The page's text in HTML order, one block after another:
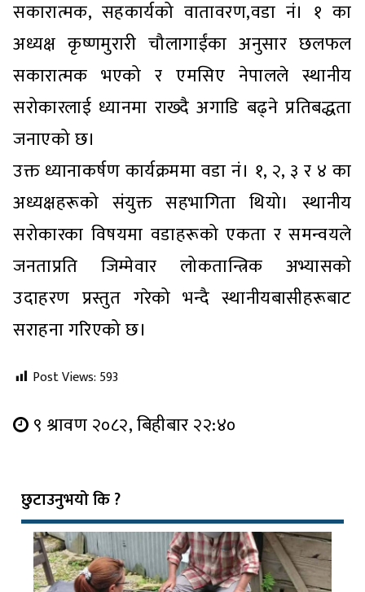
सकारात्मक, सहकार्यको वातावरण,वडा नं। १ का
अध्यक्ष कृष्णमुरारी चौलागाईंका अनुसार छलफल
सकारात्मक भएको र एमसिए नेपालले स्थानीय
सरोकारलाई ध्यानमा राख्दै अगाडि बढ्ने प्रतिबद्धता
जनाएको छ।
उक्त ध्यानाकर्षण कार्यक्रममा वडा नं। १, २, ३ र ४ का
अध्यक्षहरूको संयुक्त सहभागिता थियो। स्थानीय
सरोकारका विषयमा वडाहरूको एकता र समन्वयले
जनताप्रति जिम्मेवार लोकतान्त्रिक अभ्यासको
उदाहरण प्रस्तुत गरेको भन्दै स्थानीयबासीहरूबाट
सराहना गरिएको छ।
Post Views: 593
९ श्रावण २०८२, बिहीबार २२:४०
छुटाउनुभयो कि ?